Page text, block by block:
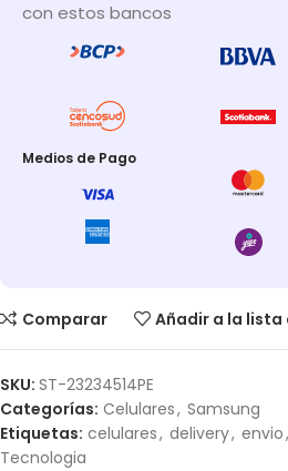
con estos bancos
Medios de Pago
Comparar Añadir a la lista
SKU: ST-23234514PE
Categorías: Celulares, Samsung
Etiquetas: celulares, delivery, envio,
Tecnologia